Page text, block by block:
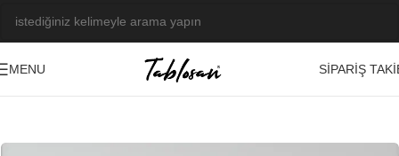
MENU
SIPARIŞ